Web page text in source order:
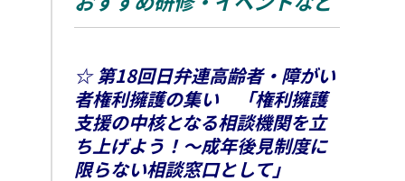
☆ 第18回日弁連高齢者・障がい
者権利擁護の集い 「権利擁護
支援の中核となる相談機関を立
ち上げよう！～成年後見制度に
限らない相談窓口として」